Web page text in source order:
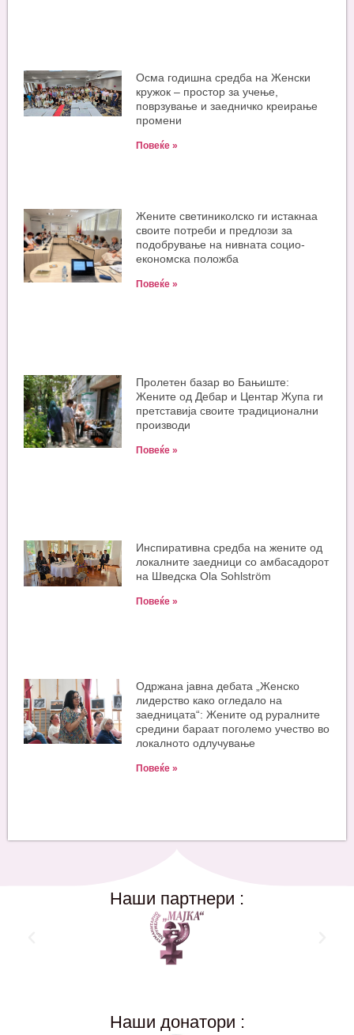
Oсма годишна средба на Женски
кружок – простор за учење,
поврзување и заедничко креирање
промени
Повеќе »
Жените светиниколско ги истакнаа
своите потреби и предлози за
подобрување на нивната социо-
економска положба
Повеќе »
Пролетен базар во Бањиште:
Жените од Дебар и Центар Жупа ги
претставија своите традиционални
производи
Повеќе »
Инспиративна средба на жените од
локалните заедници со амбасадорот
на Шведска Ola Sohlström
Повеќе »
Одржана јавна дебата „Женско
лидерство како огледало на
заедницата“: Жените од руралните
средини бараат поголемо учество во
локалното одлучување
Повеќе »
Наши партнери :
Наши донатори :